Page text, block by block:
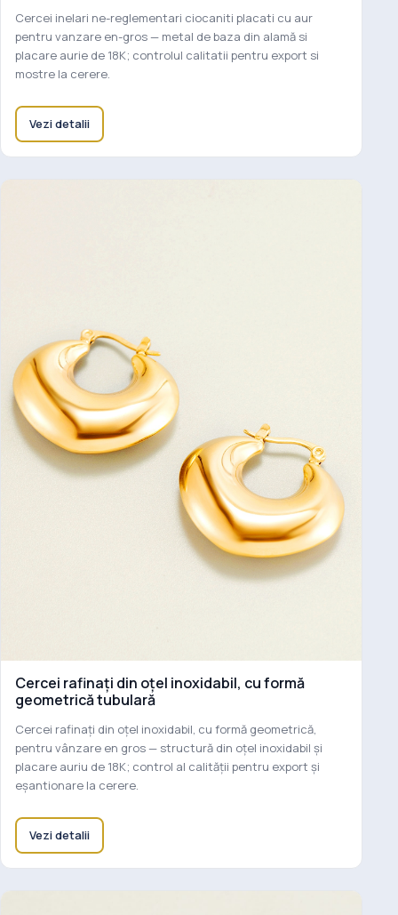
Cercei inelari ne-reglementari ciocaniti placati cu aur
pentru vanzare en-gros — metal de baza din alamă si
placare aurie de 18K; controlul calitatii pentru export si
mostre la cerere.
Vezi detalii
Cercei rafinați din oțel inoxidabil, cu formă
geometrică tubulară
Cercei rafinați din oțel inoxidabil, cu formă geometrică,
pentru vânzare en gros — structură din oțel inoxidabil și
placare auriu de 18K; control al calității pentru export și
eșantionare la cerere.
Vezi detalii